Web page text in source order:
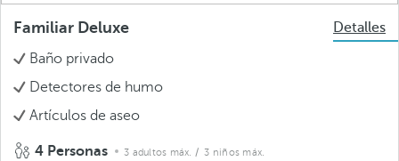
Familiar Deluxe
Detalles
Baño privado
Detectores de humo
Artículos de aseo
4 Personas 3 adultos máx. / 3 niños máx.